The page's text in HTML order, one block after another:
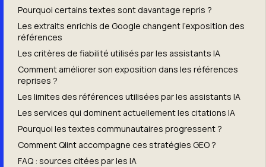
Pourquoi certains textes sont davantage repris ?
Les extraits enrichis de Google changent l’exposition des
références
Les critères de fiabilité utilisés par les assistants IA
Comment améliorer son exposition dans les références
reprises ?
Les limites des références utilisées par les assistants IA
Les services qui dominent actuellement les citations IA
Pourquoi les textes communautaires progressent ?
Comment Qlint accompagne ces stratégies GEO ?
FAQ : sources citées par les IA